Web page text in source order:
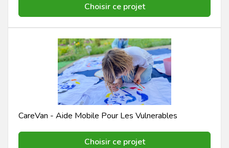
Choisir ce projet
CareVan - Aide Mobile Pour Les Vulnerables
Choisir ce projet